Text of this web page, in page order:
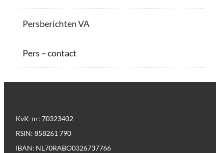
Persberichten VA
Pers – contact
KvK-nr: 70323402
RSIN: 858261 790
IBAN: NL70RABO0326737766